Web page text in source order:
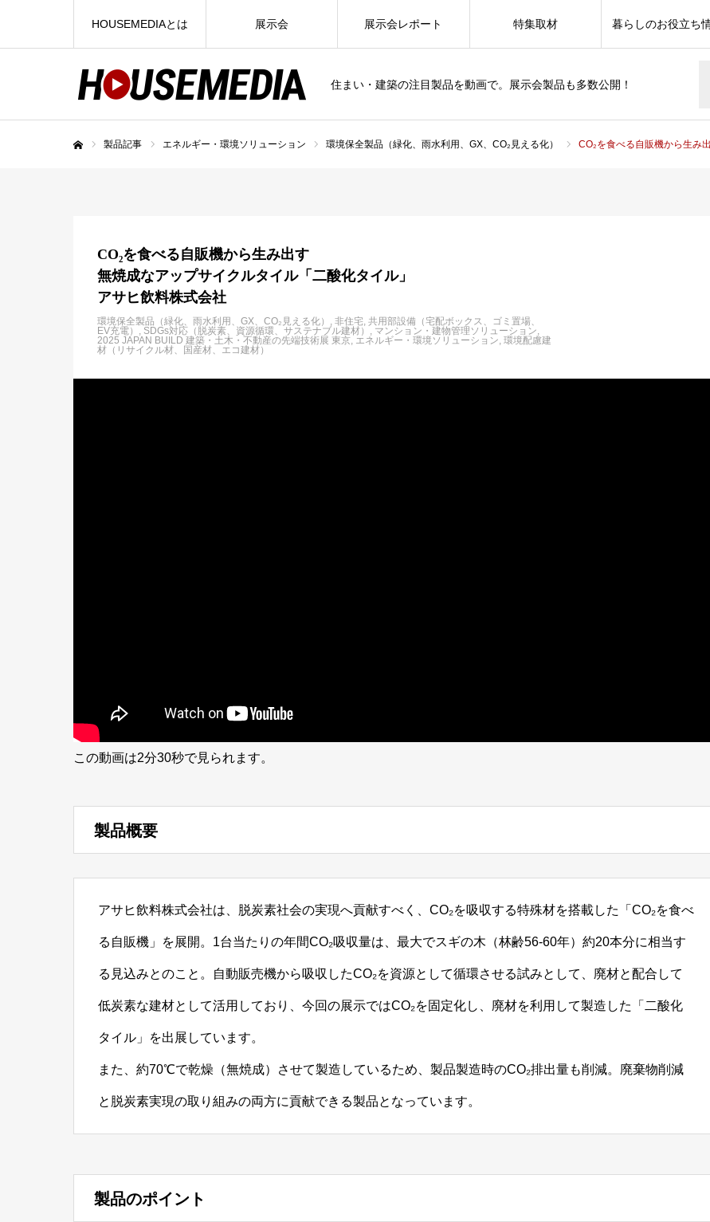
住まい・建築の注目製品を動画で。展示会製品も多数公開！
HOUSEMEDIAとは 展示会 展示会レポート 特集取材 暮らしのお役立ち
製品記事 エネルギー・環境ソリューション 環境保全製品（緑化、雨水利用、GX、CO₂見える化） CO₂を食べる自販機から生み出
CO₂を食べる自販機から生み出す
無焼成なアップサイクルタイル「二酸化タイル」
アサヒ飲料株式会社
環境保全製品（緑化、雨水利用、GX、CO₂見える化） 非住宅 共用部設備（宅配ボックス、ゴミ置場、
EV充電）
SDGs対応（脱炭素、資源循環、サステナブル建材）
マンション・建物管理ソリューション
2025 JAPAN BUILD 建築・土木・不動産の先端技術展 東京 エネルギー・環境ソリューション 環境配慮建
材（リサイクル材、国産材、エコ建材）
この動画は2分30秒で見られます。
製品概要
アサヒ飲料株式会社は、脱炭素社会の実現へ貢献すべく、CO₂を吸収する特殊材を搭載した「CO₂を食べ
る自販機」を展開。1台当たりの年間CO₂吸収量は、最大でスギの木（林齢56-60年）約20本分に相当す
る見込みとのこと。自動販売機から吸収したCO₂を資源として循環させる試みとして、廃材と配合して
低炭素な建材として活用しており、今回の展示ではCO₂を固定化し、廃材を利用して製造した「二酸化
タイル」を出展しています。
また、約70℃で乾燥（無焼成）させて製造しているため、製品製造時のCO₂排出量も削減。廃棄物削減
と脱炭素実現の取り組みの両方に貢献できる製品となっています。
製品のポイント